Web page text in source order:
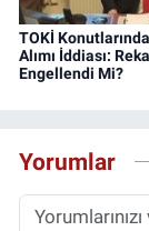
TOKİ
Alımı İddiası:
Engellendi Mi?
Yorumlar